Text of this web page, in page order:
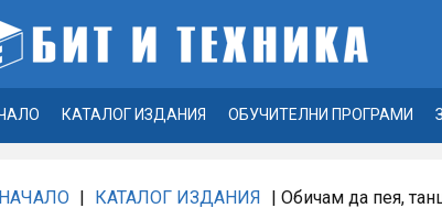
КАТАЛОГ ИЗДАНИЯ ОБУЧИТЕЛНИ ПРОГРАМИ
НАЧАЛО | КАТАЛОГ ИЗДАНИЯ | Обичам да пея,